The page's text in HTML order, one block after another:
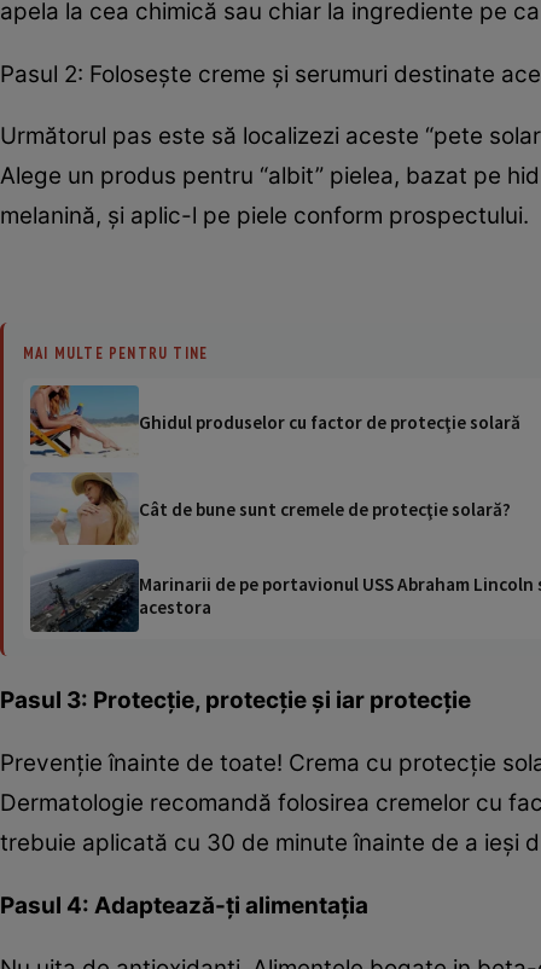
apela la cea chimică sau chiar la ingrediente pe
Pasul 2: Foloseşte creme şi serumuri destinate
Următorul pas este să localizezi aceste “pete
Alege un produs pentru “albit” pielea, bazat pe
melanină, şi aplic-l pe piele conform prospectului.
MAI MULTE PENTRU TINE
Ghidul produselor cu factor de protecţie solară
Cât de bune sunt cremele de protecţie solară?
Marinarii de pe portavionul USS Abraham
acestora
Pasul 3: Protecţie, protecţie şi iar protecţie
Prevenţie înainte de toate! Crema cu protecţie
Dermatologie recomandă folosirea cremelor cu
trebuie aplicată cu 30 de minute înainte de a ieşi
Pasul 4: Adaptează-ţi alimentaţia